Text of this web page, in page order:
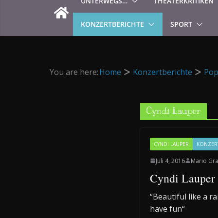
KONZERTBERICHTE SPORT
You are here:Home Konzertberichte Pop
Cyndi Lauper
CYNDI LAUPER
Juli 4, 2016 Mario
Cyndi
“Beautiful like a
have fun“